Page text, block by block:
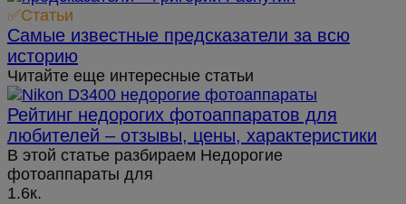
✅Статьи
Самые известные предсказатели за всю
историю
Читайте еще интересные статьи
Рейтинг недорогих фотоаппаратов для
любителей – отзывы, цены, характеристики
В этой статье разбираем Недорогие
фотоаппараты для
1.6к.